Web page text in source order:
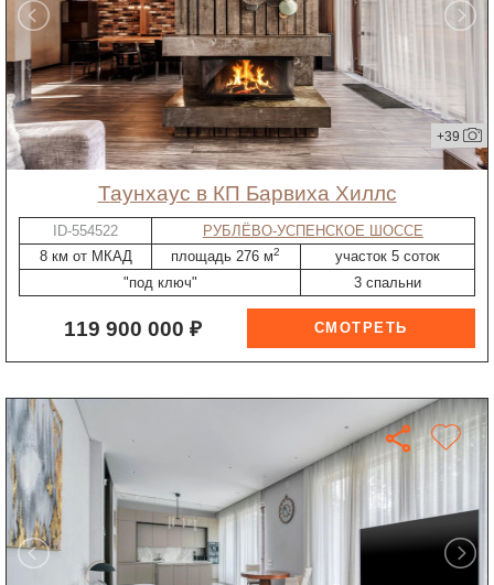
+39
таунхаус в КП Барвиха Хиллс
ID-554522
РУБЛЁВО-УСПЕНСКОЕ ШОССЕ
8 км от МКАД
площадь 276 м2
участок 5 соток
"под ключ"
3 спальни
119 900 000 ₽